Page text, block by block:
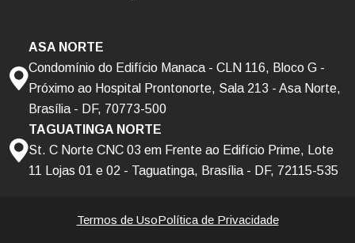
ASA NORTE
Condomínio do Edifício Manaca - CLN 116, Bloco G -
Próximo ao Hospital Prontonorte, Sala 213 - Asa Norte,
Brasília - DF, 70773-500
TAGUATINGA NORTE
St. C Norte CNC 03 em Frente ao Edifício Prime, Lote
11 Lojas 01 e 02 - Taguatinga, Brasília - DF, 72115-535
Termos de UsoPolítica de Privacidade